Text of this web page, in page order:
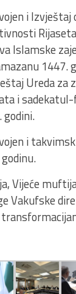
i Izvještaj
Islamske
1447.
Ureda za
i
godini.
i
Vijeće
Vakufske